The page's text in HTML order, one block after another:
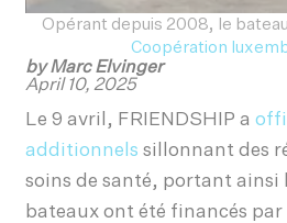
Opérant depuis 2008, le
Coopération
by Marc Elvinger
April 10, 2025
Le 9 avril, FRIENDSHIP a
additionnels sillonnant des
soins de santé, portant ainsi
bateaux ont été financés